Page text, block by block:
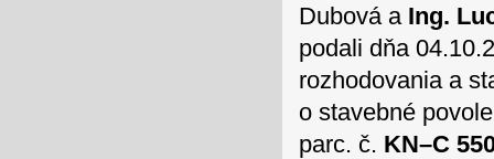
Dubová a Ing.
podali dňa
rozhodovania a
o stavebné
parc. č. KN–C